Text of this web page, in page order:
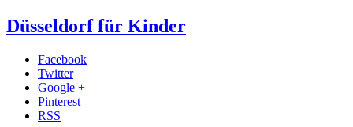
Düsseldorf für Kinder
Facebook
Twitter
Google +
Pinterest
RSS